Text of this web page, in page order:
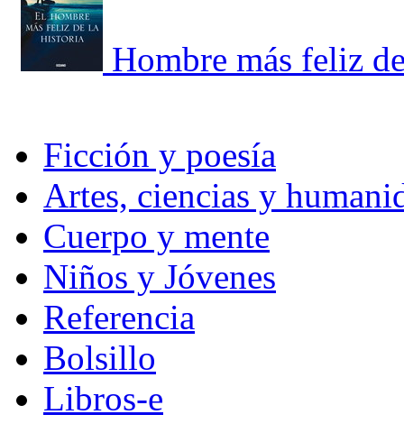
Hombre más feliz
Ficción y poesía
Artes, ciencias y
Cuerpo y mente
Niños y Jóvenes
Referencia
Bolsillo
Libros-e